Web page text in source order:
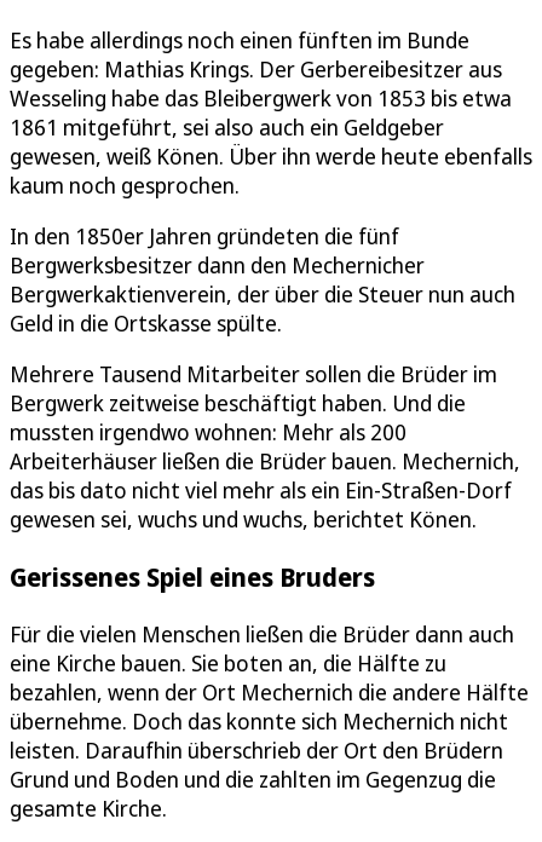
Es habe allerdings noch einen fünften im Bunde
gegeben: Mathias Krings. Der Gerbereibesitzer aus
Wesseling habe das Bleibergwerk von 1853 bis etwa
1861 mitgeführt, sei also auch ein Geldgeber
gewesen, weiß Könen. Über ihn werde heute ebenfalls
kaum noch gesprochen.
In den 1850er Jahren gründeten die fünf
Bergwerksbesitzer dann den Mechernicher
Bergwerkaktienverein, der über die Steuer nun auch
Geld in die Ortskasse spülte.
Mehrere Tausend Mitarbeiter sollen die Brüder im
Bergwerk zeitweise beschäftigt haben. Und die
mussten irgendwo wohnen: Mehr als 200
Arbeiterhäuser ließen die Brüder bauen. Mechernich,
das bis dato nicht viel mehr als ein Ein-Straßen-Dorf
gewesen sei, wuchs und wuchs, berichtet Könen.
Gerissenes Spiel eines Bruders
Für die vielen Menschen ließen die Brüder dann auch
eine Kirche bauen. Sie boten an, die Hälfte zu
bezahlen, wenn der Ort Mechernich die andere Hälfte
übernehme. Doch das konnte sich Mechernich nicht
leisten. Daraufhin überschrieb der Ort den Brüdern
Grund und Boden und die zahlten im Gegenzug die
gesamte Kirche.